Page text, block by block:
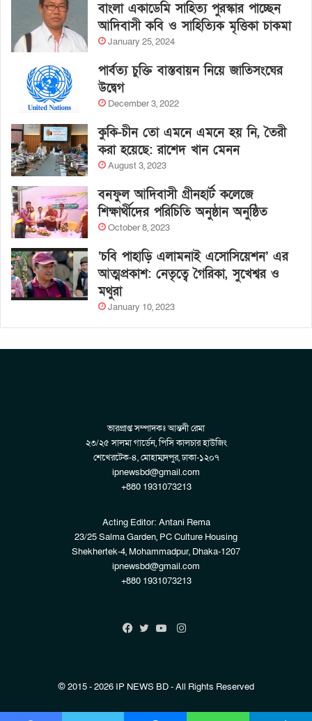
বাংলা একাডেমি সাহিত্য পুরস্কার পাচ্ছেন
আদিবাসী কবি ও সাহিত্যিক মৃত্তিকা চাকমা
January 25, 2024
পার্বত্য চুক্তি বাস্তবায়ন নিয়ে জাতিসংঘের
উদ্বেগ
December 3, 2022
কুকি-চীন তো এমনে এমনে হয় নি, তৈরী
করা হয়েছে: রাশেদ খান মেনন
August 3, 2023
বনফুল আদিবাসী গ্রীনহার্ট কলেজে
শিক্ষার্থীদের পরিচিতি অনুষ্ঠান অনুষ্ঠিত
October 8, 2023
‘চবি পাহাড়ি এলামনাই এসোসিয়েশন’ এর
আত্মপ্রকাশ: নেতৃত্বে গৈরিকা, সুখেশ্বর ও
মথুরা
January 10, 2023
ভারপ্রাপ্ত সম্পাদকঃ আন্তনী রেমা
২৩/২৫ সালমা গার্ডেন, পিসি কালচার হাউজিং
শেখেরটেক-৪, মোহাম্মদপুর, ঢাকা-১২০৭
ipnewsbd@gmail.com
+880 1931073213
Acting Editor: Antani Rema
23/25 Salma Garden, PC Culture Housing
Shekhertek-4, Mohammadpur, Dhaka-1207
ipnewsbd@gmail.com
+880 1931073213
Instagram
© 2015 - 2026 IP NEWS BD - All Rights Reserved